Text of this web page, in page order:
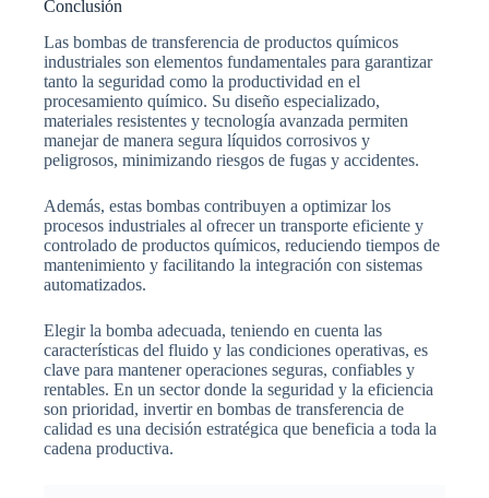
Conclusión
Las bombas de transferencia de productos químicos
industriales son elementos fundamentales para garantizar
tanto la seguridad como la productividad en el
procesamiento químico. Su diseño especializado,
materiales resistentes y tecnología avanzada permiten
manejar de manera segura líquidos corrosivos y
peligrosos, minimizando riesgos de fugas y accidentes.
Además, estas bombas contribuyen a optimizar los
procesos industriales al ofrecer un transporte eficiente y
controlado de productos químicos, reduciendo tiempos de
mantenimiento y facilitando la integración con sistemas
automatizados.
Elegir la bomba adecuada, teniendo en cuenta las
características del fluido y las condiciones operativas, es
clave para mantener operaciones seguras, confiables y
rentables. En un sector donde la seguridad y la eficiencia
son prioridad, invertir en bombas de transferencia de
calidad es una decisión estratégica que beneficia a toda la
cadena productiva.